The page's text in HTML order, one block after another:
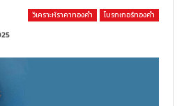
วิเคราะห์ราคาทองคำ โบรกเกอร์ทองคำ